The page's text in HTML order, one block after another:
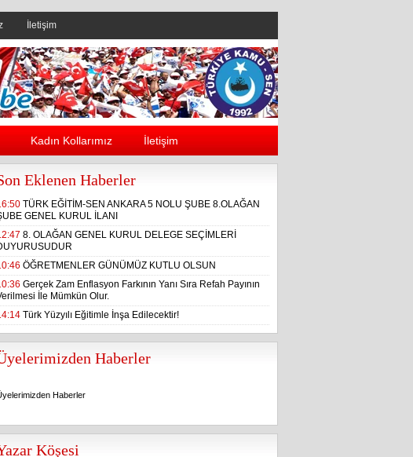
İletişim
Kadın Kollarımız İletişim
Eklenen Haberler
TÜRK EĞİTİM-SEN ANKARA 5 NOLU ŞUBE 8.OLAĞAN
GENEL KURUL İLANI
8. OLAĞAN GENEL KURUL DELEGE SEÇİMLERİ
ÖĞRETMENLER GÜNÜMÜZ KUTLU OLSUN
Gerçek Zam Enflasyon Farkının Yanı Sıra Refah Payının
İle Mümkün Olur.
Türk Yüzyılı Eğitimle İnşa Edilecektir!
Haberler
Haberler
Köşesi